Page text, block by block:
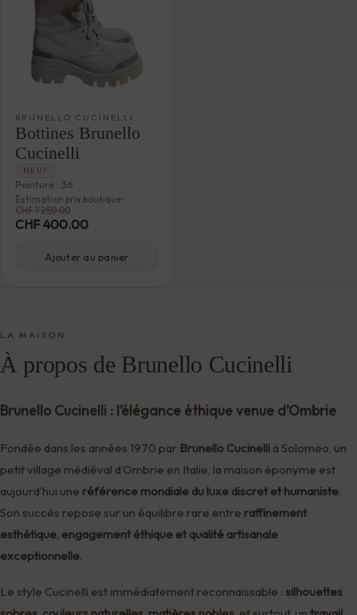
BRUNELLO CUCINELLI
Bottines Brunello
Cucinelli
NEUF
Pointure : 36
Estimation prix boutique :
CHF 1'250.00
CHF 400.00
Ajouter au panier
LA MAISON
À propos de Brunello Cucinelli
Brunello Cucinelli : l’élégance éthique venue d’Ombrie
Fondée dans les années 1970 par Brunello Cucinelli à Solomeo, un
petit village médiéval d’Ombrie en Italie, la maison éponyme est
aujourd’hui une référence mondiale du luxe discret et humaniste.
Son succès repose sur un équilibre rare entre raffinement
esthétique, engagement éthique et qualité artisanale
exceptionnelle.
Le style Cucinelli est immédiatement reconnaissable : silhouettes